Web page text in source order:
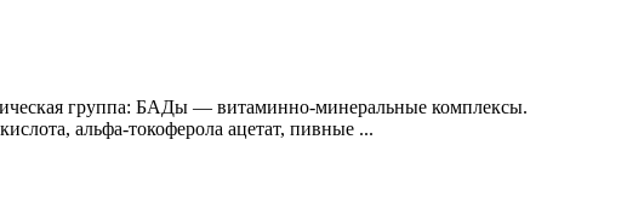
группа: БАДы — витаминно-минеральные комплексы.
альфа-токоферола ацетат, пивные ...